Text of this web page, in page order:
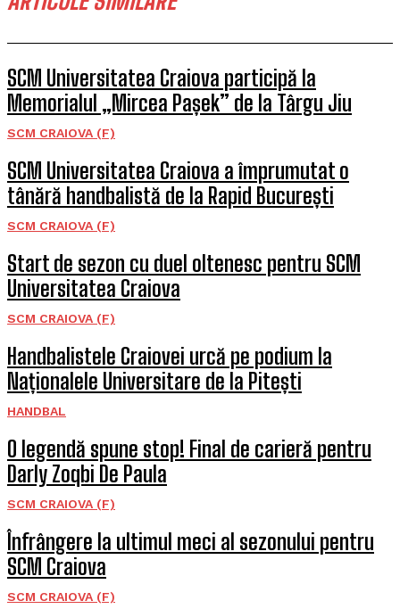
SCM Universitatea Craiova participă la
Memorialul „Mircea Pașek” de la Târgu Jiu
SCM CRAIOVA (F)
SCM Universitatea Craiova a împrumutat o
tânără handbalistă de la Rapid București
SCM CRAIOVA (F)
Start de sezon cu duel oltenesc pentru SCM
Universitatea Craiova
SCM CRAIOVA (F)
Handbalistele Craiovei urcă pe podium la
Naționalele Universitare de la Pitești
HANDBAL
O legendă spune stop! Final de carieră pentru
Darly Zoqbi De Paula
SCM CRAIOVA (F)
Înfrângere la ultimul meci al sezonului pentru
SCM Craiova
SCM CRAIOVA (F)